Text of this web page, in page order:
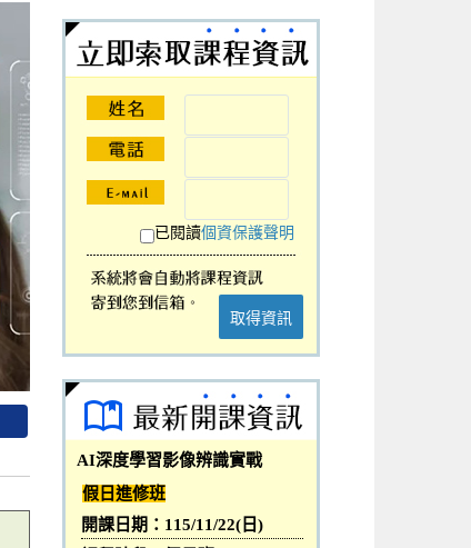
已閱讀個資保護聲明
取得資訊
AI深度學習影像辨識實戰
假日進修班
開課日期：115/11/22(日)